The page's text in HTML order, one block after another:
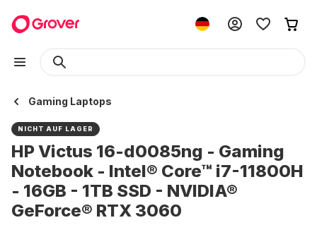
Gaming Laptops
NICHT AUF LAGER
HP Victus 16-d0085ng - Gaming
Notebook - Intel® Core™ i7-11800H
- 16GB - 1TB SSD - NVIDIA®
GeForce® RTX 3060